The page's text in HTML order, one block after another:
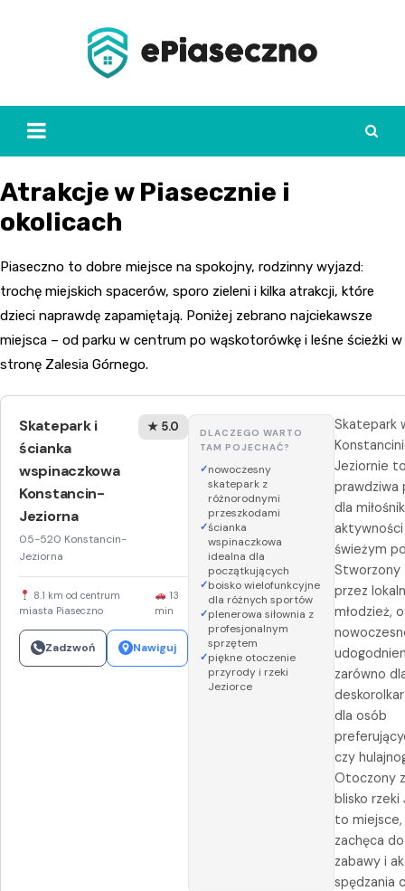
Atrakcje w Piasecznie i
okolicach
Piaseczno to dobre miejsce na spokojny, rodzinny wyjazd:
trochę miejskich spacerów, sporo zieleni i kilka atrakcji, które
dzieci naprawdę zapamiętają. Poniżej zebrano najciekawsze
miejsca – od parku w centrum po wąskotorówkę i leśne ścieżki w
stronę Zalesia Górnego.
Skatepark i
ścianka
wspinaczkowa
Konstancin-
Jeziorna
05-520 Konstancin-
Jeziorna
★ 5.0
8.1 km od centrum
miasta Piaseczno
13
min
Zadzwoń Nawiguj
DLACZEGO WARTO
TAM POJECHAĆ?
nowoczesny
skatepark z
różnorodnymi
przeszkodami
ścianka
wspinaczkowa
idealna dla
początkujących
boisko wielofunkcyjne
dla różnych sportów
plenerowa siłownia z
profesjonalnym
sprzętem
piękne otoczenie
przyrody i rzeki
Jeziorce
Skatepark
Jeziornie
prawdziwa
dla
aktywności
świeżym
Stworzony
przez
młodzież,
zarówno
dla osób
czy
Otoczony
blisko rzeki
to
zachęca
zabawy i
spędzania